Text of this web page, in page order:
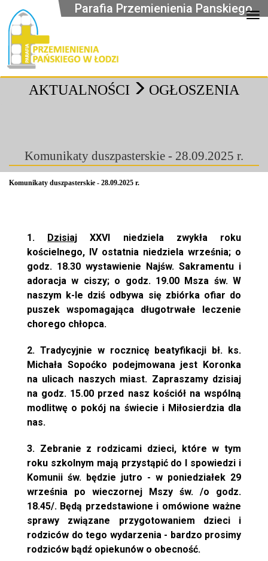
Parafia Przemienienia Panskiego
AKTUALNOŚCI OGŁOSZENIA
Komunikaty duszpasterskie - 28.09.2025 r.
Komunikaty duszpasterskie - 28.09.2025 r.
1. Dzisiaj XXVI niedziela zwykła roku
kościelnego, IV ostatnia niedziela września; o
godz. 18.30 wystawienie Najśw. Sakramentu i
adoracja w ciszy; o godz. 19.00 Msza św. W
naszym k-le dziś odbywa się zbiórka ofiar do
puszek wspomagająca długotrwałe leczenie
chorego chłopca.
2. Tradycyjnie w rocznicę beatyfikacji bł. ks.
Michała Sopoćko podejmowana jest Koronka
na ulicach naszych miast. Zapraszamy dzisiaj
na godz. 15.00 przed nasz kościół na wspólną
modlitwę o pokój na świecie i Miłosierdzia dla
nas.
3. Zebranie z rodzicami dzieci, które w tym
roku szkolnym mają przystąpić do I spowiedzi i
Komunii św. będzie jutro - w poniedziałek 29
września po wieczornej Mszy św. /o godz.
18.45/. Będą przedstawione i omówione ważne
sprawy związane przygotowaniem dzieci i
rodziców do tego wydarzenia - bardzo prosimy
rodziców bądź opiekunów o obecność.